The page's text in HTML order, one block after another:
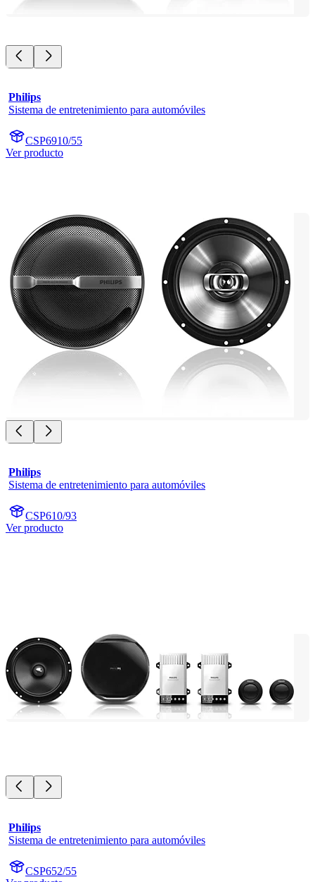
Philips
Sistema de entretenimiento para automóviles
CSP6910/55
Ver producto
Philips
Sistema de entretenimiento para automóviles
CSP610/93
Ver producto
Philips
Sistema de entretenimiento para automóviles
CSP652/55